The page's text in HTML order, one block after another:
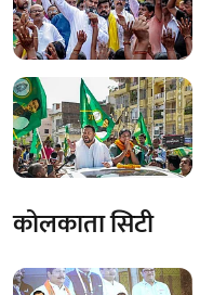
कोलकाता सिटी